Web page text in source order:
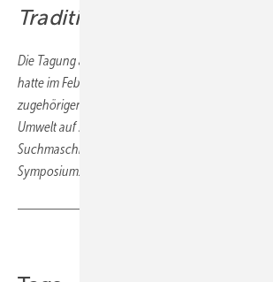
Traditioneller Sanitärtreff
Die Tagung auf dem Campus der Burgsteinfurter
hatte im Februar insgesamt acht Sanitärthemen
zugehörigen Charts hat der Fachbereich Energie
Umwelt auf seiner Website zum Download
Suchmaschine folgende Begriffe eingeben: 22.
Symposium.